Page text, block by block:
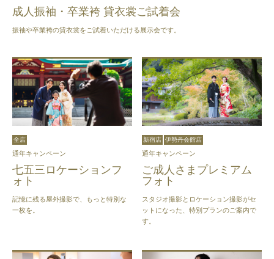
成人振袖・卒業袴 貸衣裳ご試着会
振袖や卒業袴の貸衣裳をご試着いただける展示会です。
全店
通年キャンペーン
七五三ロケーションフ
ォト
記憶に残る屋外撮影で、もっと特別な
一枚を。
新宿店 伊勢丹会館店
通年キャンペーン
ご成人さまプレミアム
フォト
スタジオ撮影とロケーション撮影がセ
ットになった、特別プランのご案内で
す。